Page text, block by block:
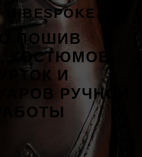
ПОШИВ
КОСТЮМОВ,
И
РУЧНОЙ
РАБОТЫ